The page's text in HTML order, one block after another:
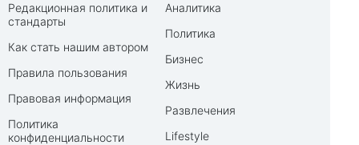
Редакционная политика и
стандарты
Как стать нашим автором
Правила пользования
Правовая информация
Политика
конфиденциальности
Аналитика
Политика
Бизнес
Жизнь
Развлечения
Lifestyle